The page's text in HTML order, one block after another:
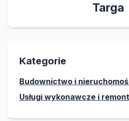
Targa
Kategorie
Budownictwo i
Usługi wykonawcze i